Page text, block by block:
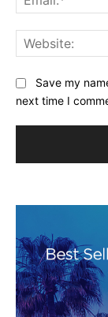
Save my
next time I